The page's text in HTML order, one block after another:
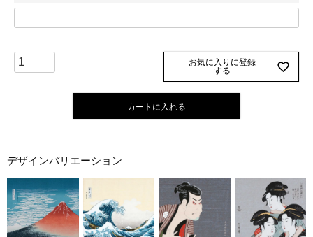
お気に入りに登録
する
カートに入れる
デザインバリエーション